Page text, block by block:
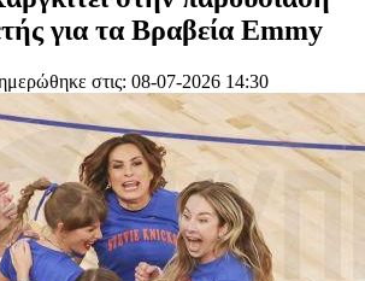
για τα Βραβεία Emmy
στις: 08-07-2026 14:30